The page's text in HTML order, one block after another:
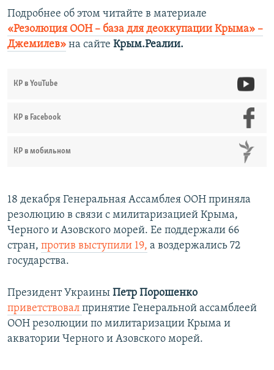
Подробнее об этом читайте в материале
«Резолюция ООН – база для деоккупации Крыма» –
Джемилев» на сайте Крым.Реалии.
КР в YouTube
КР в Facebook
КР в мобильном
18 декабря Генеральная Ассамблея ООН приняла
резолюцию в связи с милитаризацией Крыма,
Черного и Азовского морей. Ее поддержали 66
стран, против выступили 19, а воздержались 72
государства.
Президент Украины Петр Порошенко
приветствовал принятие Генеральной ассамблеей
ООН резолюции по милитаризации Крыма и
акватории Черного и Азовского морей.